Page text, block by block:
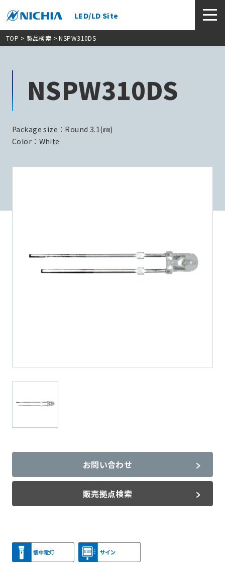
LED/LD Site
TOP > 製品検索 > NSPW310DS
NSPW310DS
Package size：Round 3.1(㎜)
Color：White
お問い合わせ
販売拠点検索